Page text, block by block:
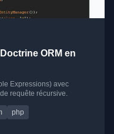
ORM en
Expressions) avec
requête récursive.
php